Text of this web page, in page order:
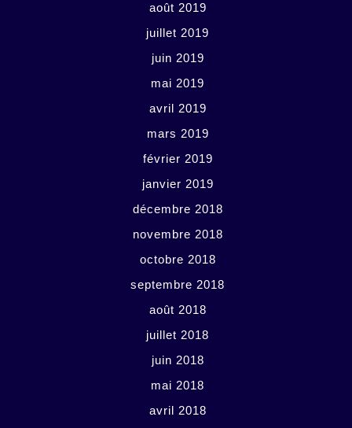
août 2019
juillet 2019
juin 2019
mai 2019
avril 2019
mars 2019
février 2019
janvier 2019
décembre 2018
novembre 2018
octobre 2018
septembre 2018
août 2018
juillet 2018
juin 2018
mai 2018
avril 2018